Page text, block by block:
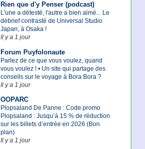
Rien que d'y Penser (podcast)
L'une a détesté, l'autre a bien aimé... Le
débrief contrasté de Universal Studio
Japan, à Osaka !
Il y a 1 jour
Forum Puyfolonaute
Parlez de ce que vous voulez, quand
vous voulez ! • Un site qui partage des
conseils sur le voyage à Bora Bora ?
Il y a 1 jour
OOPARC
Plopsaland De Panne : Code promo
Plopsaland : Jusqu’à 15 % de réduction
sur les billets d’entrée en 2026 (Bon
plan)
Il y a 1 jour